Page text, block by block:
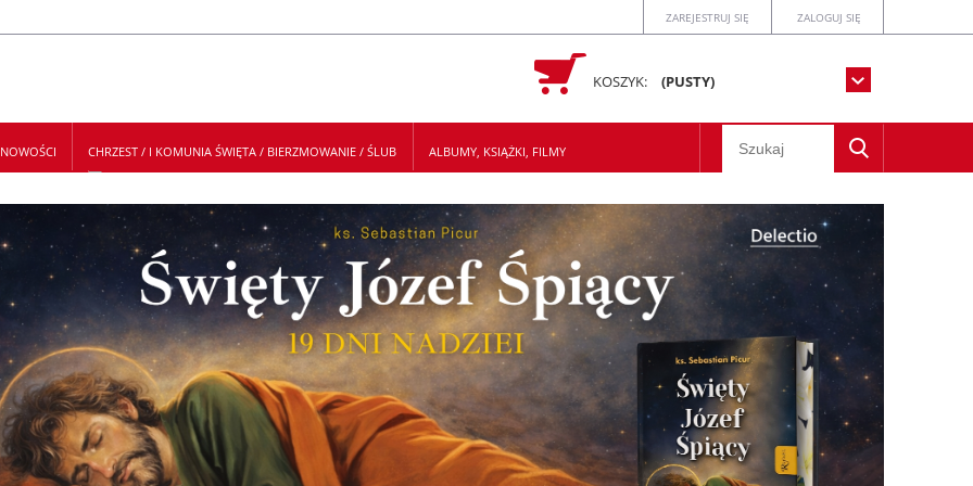
ZAREJESTRUJ SIĘ ZALOGUJ SIĘ
KOSZYK: (PUSTY)
NOWOŚCI CHRZEST / I KOMUNIA ŚWIĘTA / BIERZMOWANIE / ŚLUB ALBUMY, KSIĄŻKI, FILMY